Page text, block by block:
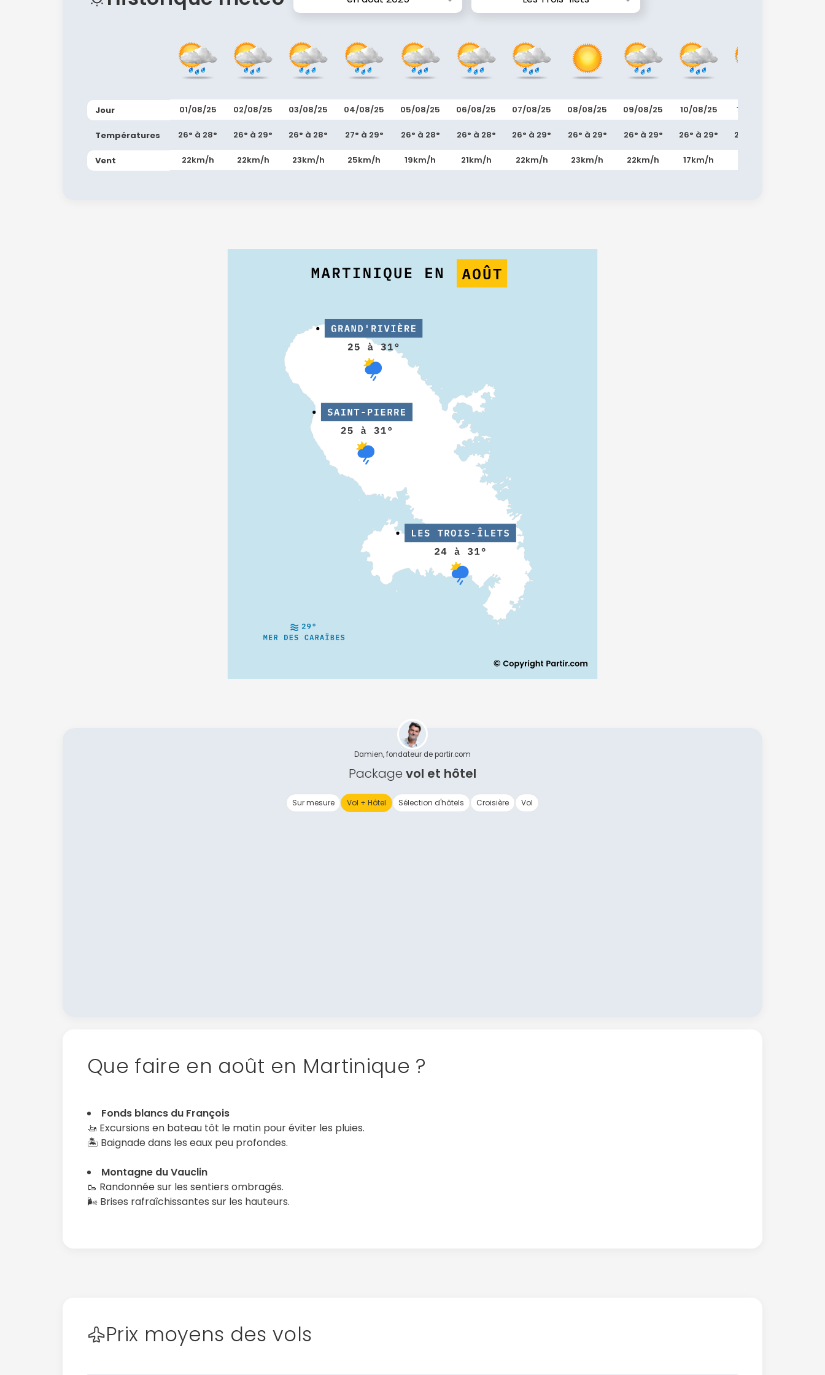
Jour
Températures
Vent
01/08/25
26° à 28°
22km/h
02/08/25
26° à 29°
22km/h
03/08/25
26° à 28°
23km/h
04/08/25
27° à 29°
25km/h
05/08/25
26° à 28°
19km/h
06/08/25
26° à 28°
21km/h
07/08/25
26° à 29°
22km/h
08/08/25
26° à 29°
23km/h
09/08/25
26° à 29°
22km/h
10/08/25
26° à 29°
17km/h
11/08/25
26° à 29°
Damien, fondateur de partir.com
Package vol et hôtel
Sur mesure Vol + Hôtel Sélection d'hôtels Croisière Vol
Que faire en août en Martinique ?
Fonds blancs du François
🚤 Excursions en bateau tôt le matin pour éviter les pluies.
🏝️ Baignade dans les eaux peu profondes.
Montagne du Vauclin
🥾 Randonnée sur les sentiers ombragés.
🌬️ Brises rafraîchissantes sur les hauteurs.
Prix moyens des vols
Continuer avec Apple
ou connectez-vous par mail
Politique de confidentialité.